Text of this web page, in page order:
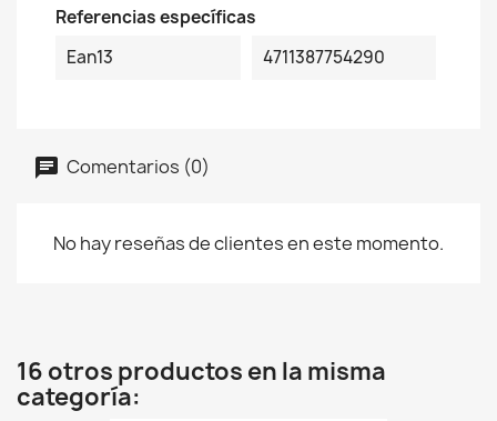
Referencias específicas
Ean13
4711387754290
Comentarios (0)
No hay reseñas de clientes en este momento.
16 otros productos en la misma
categoría: